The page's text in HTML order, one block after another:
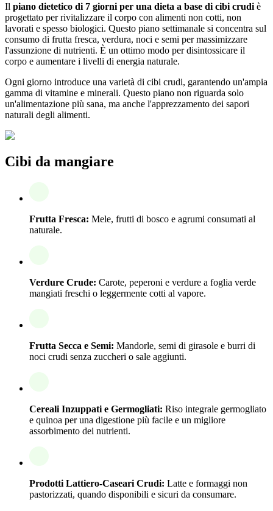
Il piano dietetico di 7 giorni per una dieta a base di cibi crudi è
progettato per rivitalizzare il corpo con alimenti non cotti, non
lavorati e spesso biologici. Questo piano settimanale si concentra sul
consumo di frutta fresca, verdura, noci e semi per massimizzare
l'assunzione di nutrienti. È un ottimo modo per disintossicare il
corpo e aumentare i livelli di energia naturale.
Ogni giorno introduce una varietà di cibi crudi, garantendo un'ampia
gamma di vitamine e minerali. Questo piano non riguarda solo
un'alimentazione più sana, ma anche l'apprezzamento dei sapori
naturali degli alimenti.
Cibi da mangiare
Frutta Fresca: Mele, frutti di bosco e agrumi consumati al
naturale.
Verdure Crude: Carote, peperoni e verdure a foglia verde
mangiati freschi o leggermente cotti al vapore.
Frutta Secca e Semi: Mandorle, semi di girasole e burri di
noci crudi senza zuccheri o sale aggiunti.
Cereali Inzuppati e Germogliati: Riso integrale germogliato
e quinoa per una digestione più facile e un migliore
assorbimento dei nutrienti.
Prodotti Lattiero-Caseari Crudi: Latte e formaggi non
pastorizzati, quando disponibili e sicuri da consumare.